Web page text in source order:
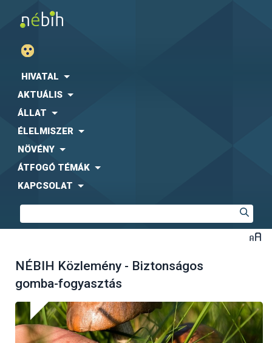
HIVATAL
AKTUÁLIS
ÁLLAT
ÉLELMISZER
NÖVÉNY
ÁTFOGÓ TÉMÁK
KAPCSOLAT
NÉBIH Közlemény - Biztonságos
gomba-fogyasztás